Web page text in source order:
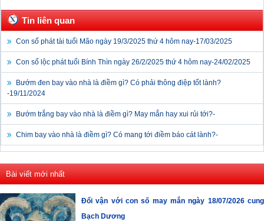
Tin liên quan
Con số phát tài tuổi Mão ngày 19/3/2025 thứ 4 hôm nay-17/03/2025
Con số lộc phát tuổi Bính Thìn ngày 26/2/2025 thứ 4 hôm nay-24/02/2025
Bướm đen bay vào nhà là điềm gì? Có phải thông điệp tốt lành?
-19/11/2024
Bướm trắng bay vào nhà là điềm gì? May mắn hay xui rủi tới?-
Chim bay vào nhà là điềm gì? Có mang tới điềm báo cát lành?-
Bài viết mới nhất
Đổi vận với con số may mắn ngày 18/07/2026 cung
Bạch Dương